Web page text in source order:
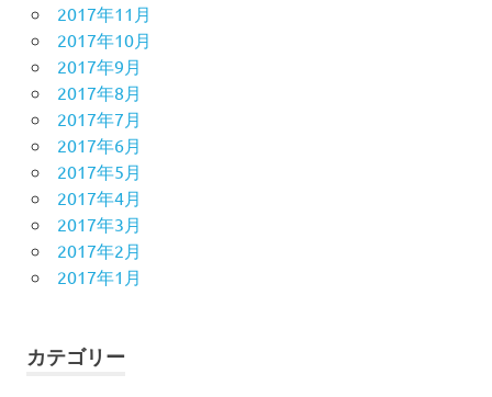
2017年11月
2017年10月
2017年9月
2017年8月
2017年7月
2017年6月
2017年5月
2017年4月
2017年3月
2017年2月
2017年1月
カテゴリー